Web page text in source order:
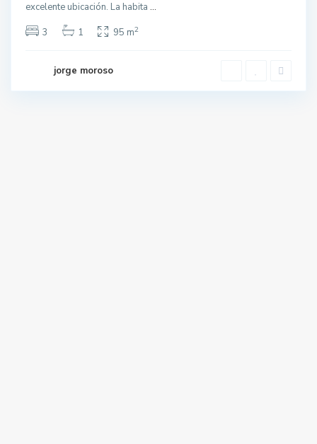
excelente ubicación. La habita ...
3
1 95 m2
jorge moroso